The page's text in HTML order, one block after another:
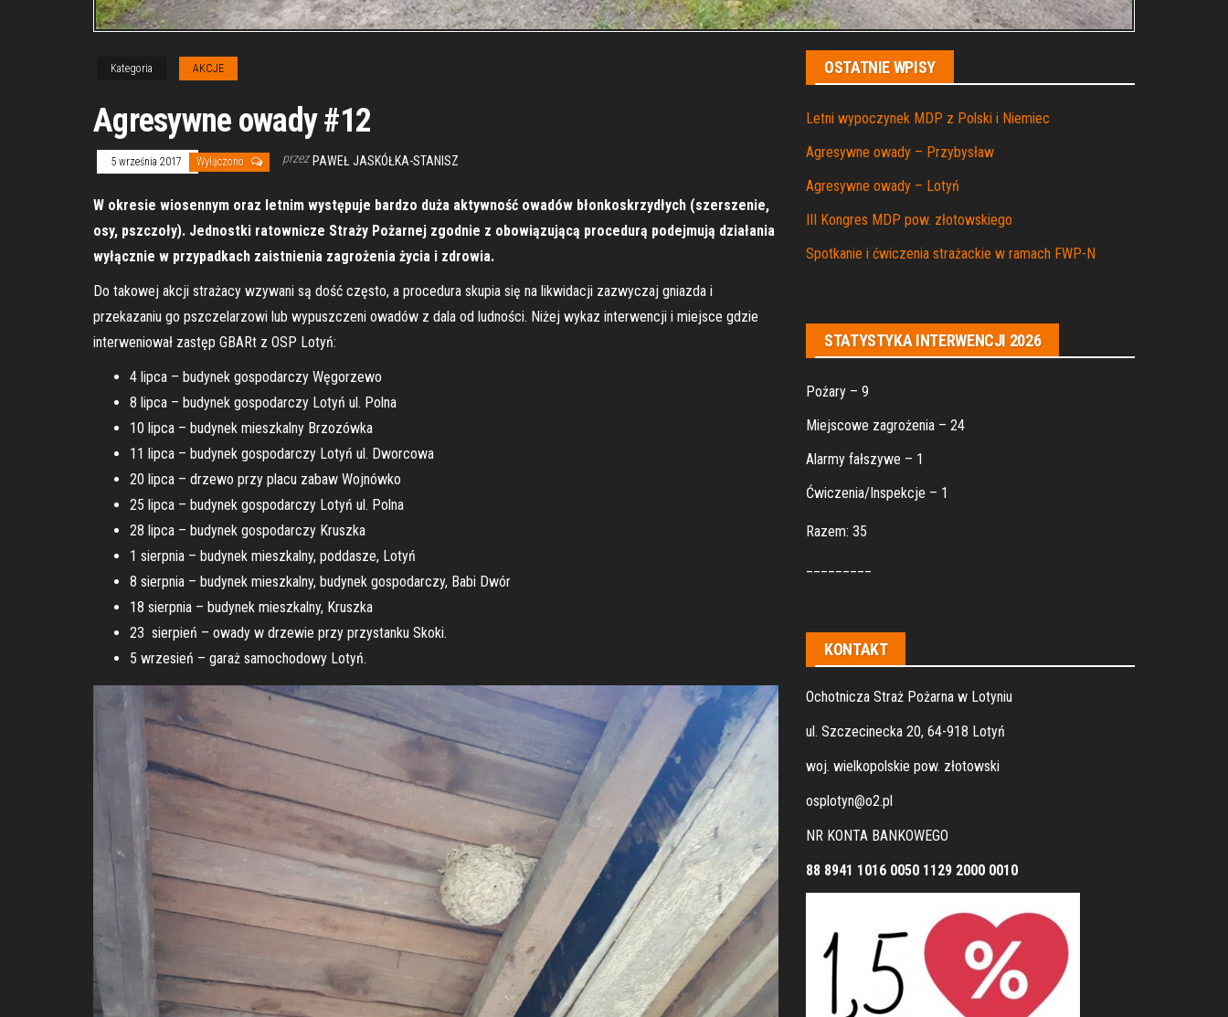
Kategoria AKCJE
Agresywne owady #12
5 września 2017 Wyłączono przez PAWEŁ JASKÓŁKA-STANISZ
W okresie wiosennym oraz letnim występuje bardzo duża aktywność owadów błonkoskrzydłych (szerszenie,
osy, pszczoły). Jednostki ratownicze Straży Pożarnej zgodnie z obowiązującą procedurą podejmują działania
wyłącznie w przypadkach zaistnienia zagrożenia życia i zdrowia.
Do takowej akcji strażacy wzywani są dość często, a procedura skupia się na likwidacji zazwyczaj gniazda i
przekazaniu go pszczelarzowi lub wypuszczeni owadów z dala od ludności. Niżej wykaz interwencji i miejsce gdzie
interweniował zastęp GBARt z OSP Lotyń:
4 lipca – budynek gospodarczy Węgorzewo
8 lipca – budynek gospodarczy Lotyń ul. Polna
10 lipca – budynek mieszkalny Brzozówka
11 lipca – budynek gospodarczy Lotyń ul. Dworcowa
20 lipca – drzewo przy placu zabaw Wojnówko
25 lipca – budynek gospodarczy Lotyń ul. Polna
28 lipca – budynek gospodarczy Kruszka
1 sierpnia – budynek mieszkalny, poddasze, Lotyń
8 sierpnia – budynek mieszkalny, budynek gospodarczy, Babi Dwór
18 sierpnia – budynek mieszkalny, Kruszka
23 sierpień – owady w drzewie przy przystanku Skoki.
5 wrzesień – garaż samochodowy Lotyń.
OSTATNIE WPISY
Letni wypoczynek MDP z Polski i Niemiec
Agresywne owady – Przybysław
Agresywne owady – Lotyń
III Kongres MDP pow. złotowskiego
Spotkanie i ćwiczenia strażackie w ramach FWP-N
STATYSTYKA INTERWENCJI 2026
Pożary – 9
Miejscowe zagrożenia – 24
Alarmy fałszywe – 1
Ćwiczenia/Inspekcje – 1
Razem: 35
KONTAKT
Ochotnicza Straż Pożarna w Lotyniu
ul. Szczecinecka 20, 64-918 Lotyń
woj. wielkopolskie pow. złotowski
osplotyn@o2.pl
NR KONTA BANKOWEGO
88 8941 1016 0050 1129 2000 0010